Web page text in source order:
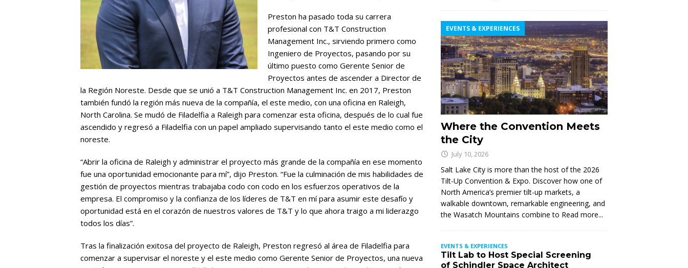
Preston ha pasado toda su carrera
profesional con T&T Construction
Management Inc., sirviendo primero como
Ingeniero de Proyectos, pasando por su
último puesto como Gerente Senior de
Proyectos antes de ascender a Director de
la Región Noreste. Desde que se unió a T&T Construction Management Inc. en 2017, Preston
también fundó la región más nueva de la compañía, el este medio, con una oficina en Raleigh,
North Carolina. Se mudó de Filadelfia a Raleigh para comenzar esta oficina, después de lo cual fue
ascendido y regresó a Filadelfia con un papel ampliado supervisando tanto el este medio como el
noreste.
“Abrir la oficina de Raleigh y administrar el proyecto más grande de la compañía en ese momento
fue una oportunidad emocionante para mí”, dijo Preston. “Fue la culminación de mis habilidades de
gestión de proyectos mientras trabajaba codo con codo en los esfuerzos operativos de la
empresa. El compromiso y la confianza de los líderes de T&T en mí para asumir este desafío y
oportunidad está en el corazón de nuestros valores de T&T y lo que ahora traigo a mi liderazgo
todos los días”.
Tras la finalización exitosa del proyecto de Raleigh, Preston regresó al área de Filadelfia para
comenzar a supervisar el noreste y el este medio como Gerente Senior de Proyectos, una nueva
Where the Convention Meets
the City
EVENTS & EXPERIENCES
July 10, 2026
Salt Lake City is more than the host of the 2026
Tilt-Up Convention & Expo. Discover how one of
North America’s premier tilt-up markets, a
walkable downtown, remarkable engineering, and
the Wasatch Mountains combine to Read more...
EVENTS & EXPERIENCES
Tilt Lab to Host Special Screening
of Schindler Space Architect